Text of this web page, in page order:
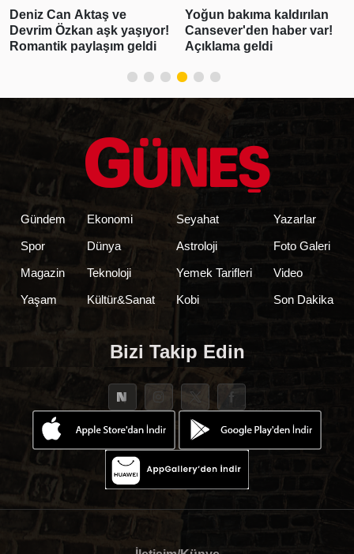
Deniz Can Aktaş ve
Devrim Özkan aşk yaşıyor!
Romantik paylaşım geldi
Yoğun bakıma kaldırılan
Cansever'den haber var!
Açıklama geldi
Gündem
Spor
Magazin
Yaşam
Ekonomi
Dünya
Teknoloji
Kültür&Sanat
Seyahat
Astroloji
Yemek Tarifleri
Kobi
Yazarlar
Foto Galeri
Video
Son Dakika
Bizi Takip Edin